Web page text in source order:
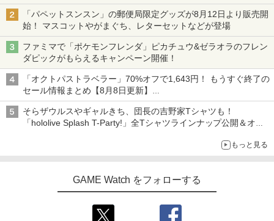
「パペットスンスン」の郵便局限定グッズが8月12日より販売開
始！ マスコットやがまぐち、レターセットなどが登場
ファミマで「ポケモンフレンダ」ピカチュウ&ゼラオラのフレン
ダピックがもらえるキャンペーン開催！
「オクトパストラベラー」70%オフで1,643円！ もうすぐ終了の
セール情報まとめ【8月8日更新】
ニンテンドーeショップでは「大神 絶景版」が67%オフで990円
そらザウルスやギャルきち、団長の吉野家Tシャツも！
「hololive Splash T-Party!」全Tシャツラインナップ公開＆オン
もっと見る
GAME Watch をフォローする